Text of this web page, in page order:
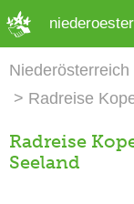
Niederösterreich
Radreise
Radreise
Seeland